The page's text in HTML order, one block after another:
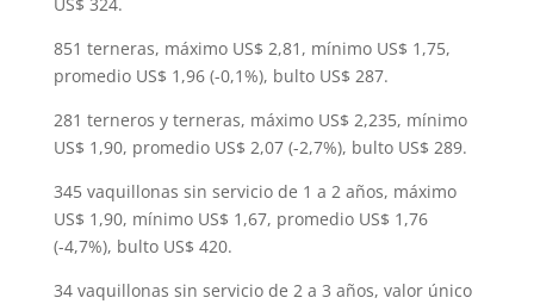
851 terneras, máximo US$ 2,81, mínimo US$ 1,75,
promedio US$ 1,96 (-0,1%), bulto US$ 287.
281 terneros y terneras, máximo US$ 2,235, mínimo
US$ 1,90, promedio US$ 2,07 (-2,7%), bulto US$ 289.
345 vaquillonas sin servicio de 1 a 2 años, máximo
US$ 1,90, mínimo US$ 1,67, promedio US$ 1,76
(-4,7%), bulto US$ 420.
34 vaquillonas sin servicio de 2 a 3 años, valor único